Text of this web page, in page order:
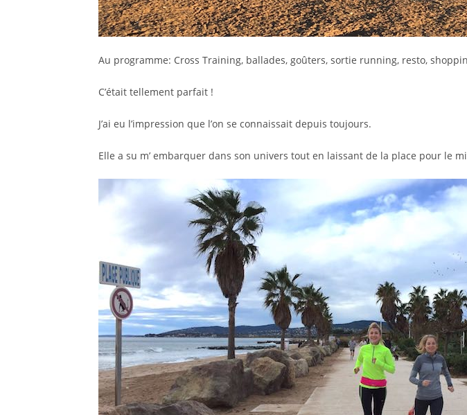
Au programme: Cross Training, ballades, goûters, sortie running, resto,
C’était tellement parfait !
J’ai eu l’impression que l’on se connaissait depuis toujours.
Elle a su m’ embarquer dans son univers tout en laissant de la place pour le